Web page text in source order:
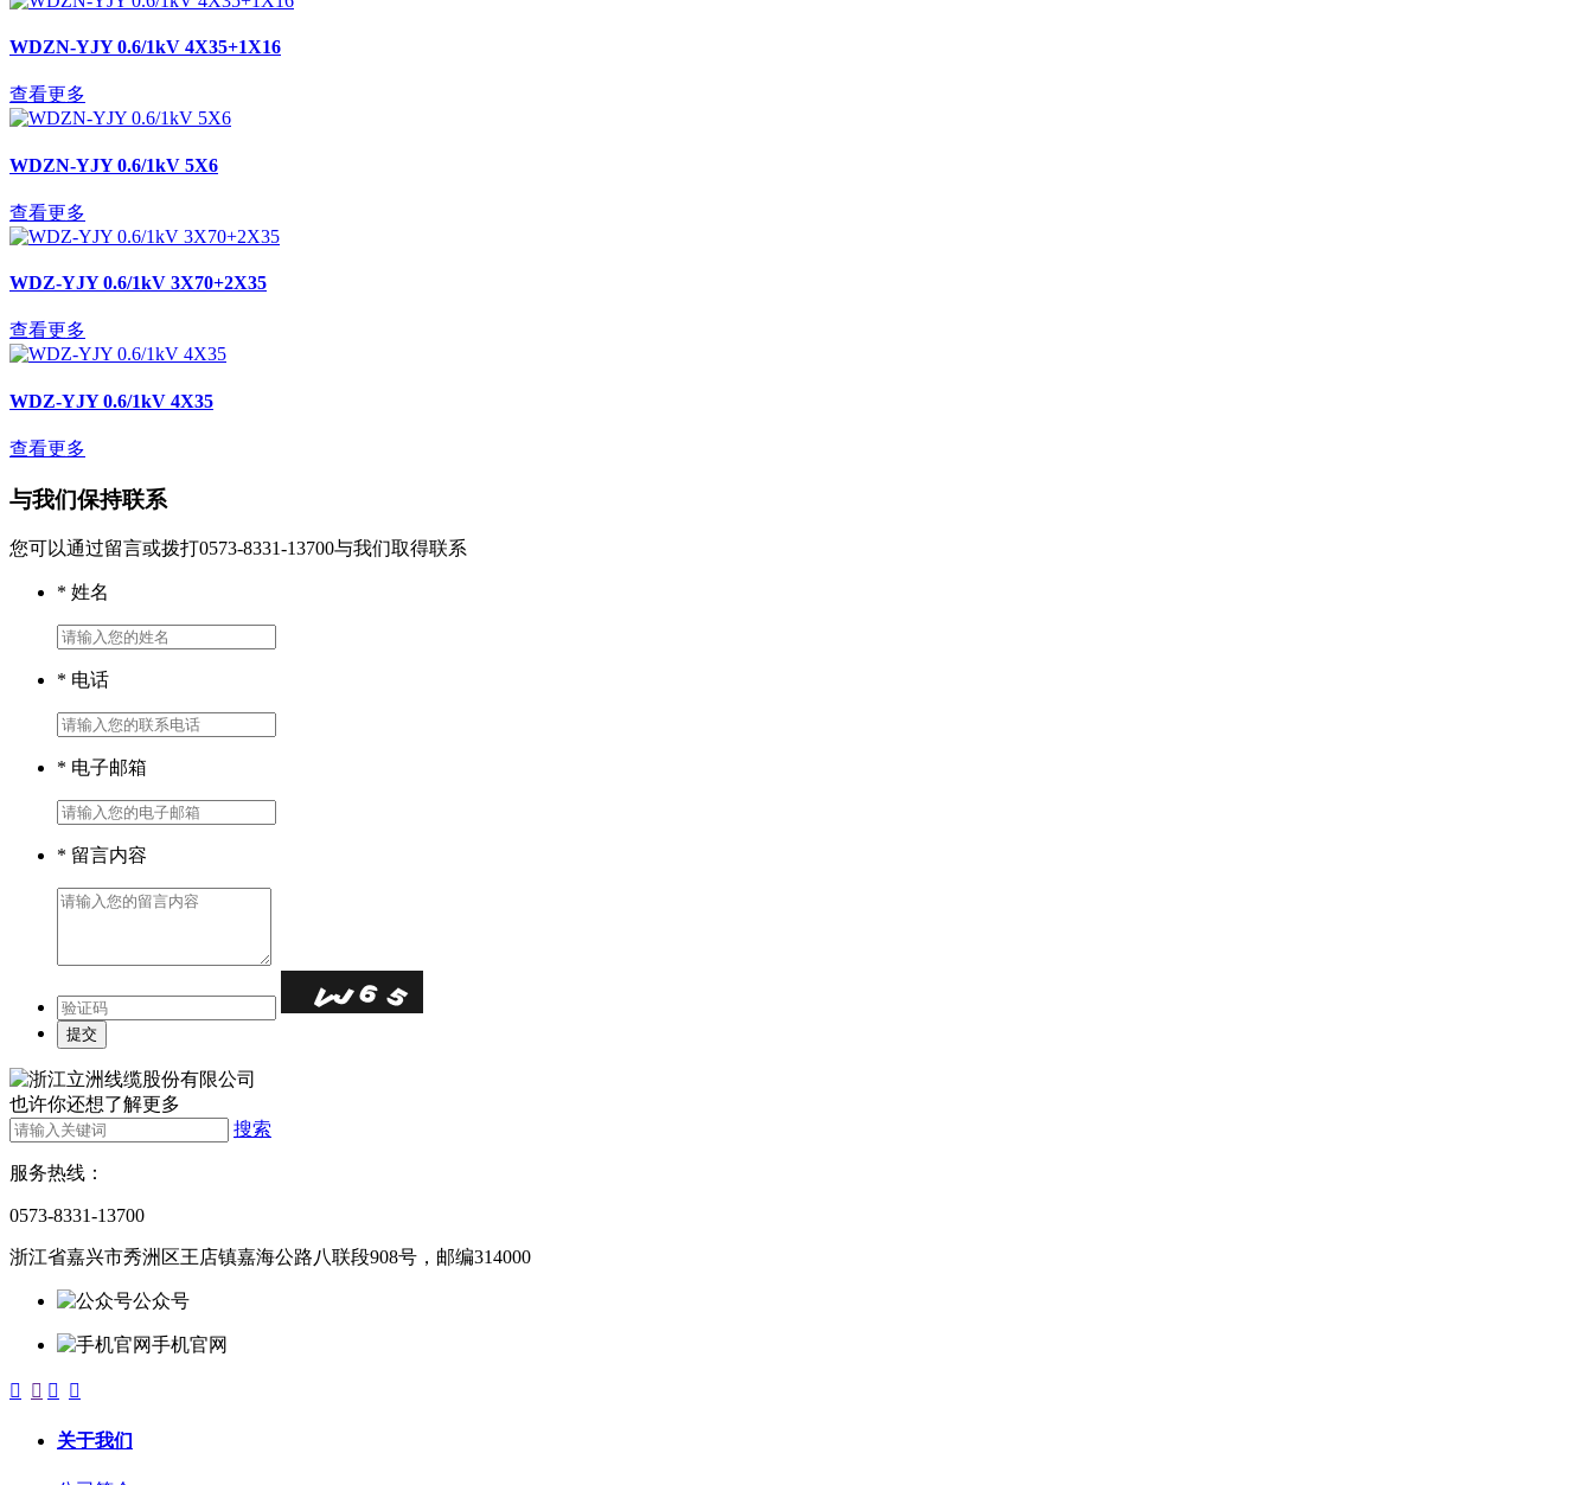
WDZN-YJY 0.6/1kV 4X35+1X16
查看更多
WDZN-YJY 0.6/1kV 5X6
查看更多
WDZ-YJY 0.6/1kV 3X70+2X35
查看更多
WDZ-YJY 0.6/1kV 4X35
查看更多
与我们保持联系
您可以通过留言或拨打0573-8331-13700与我们取得联系
* 姓名
* 电话
* 电子邮箱
* 留言内容
也许你还想了解更多
搜索
服务热线：
0573-8331-13700
浙江省嘉兴市秀洲区王店镇嘉海公路八联段908号，邮编314000
公众号
手机官网
   
关于我们